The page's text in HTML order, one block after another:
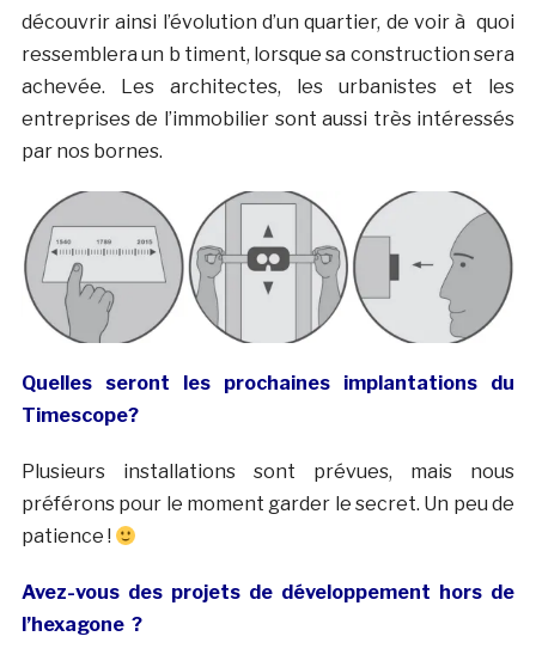
découvrir ainsi l’évolution d’un quartier, de voir à quoi
ressemblera un b timent, lorsque sa construction sera
achevée. Les architectes, les urbanistes et les
entreprises de l’immobilier sont aussi très intéressés
par nos bornes.
Quelles seront les prochaines implantations du
Timescope?
Plusieurs installations sont prévues, mais nous
préférons pour le moment garder le secret. Un peu de
patience !
Avez-vous des projets de développement hors de
l’hexagone ?